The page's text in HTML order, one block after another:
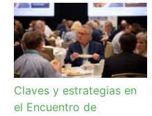
Claves y estrategias en
el Encuentro de